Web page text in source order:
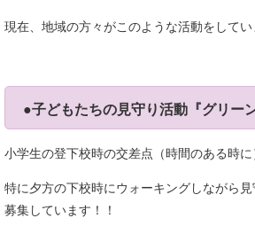
現在、地域の方々がこのような活動をしてい
●子どもたちの見守り活動『グリー
小学生の登下校時の交差点（時間のある時に
特に夕方の下校時にウォーキングしながら
募集しています！！